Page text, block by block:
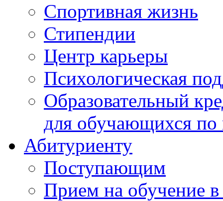
Спортивная жизнь
Стипендии
Центр карьеры
Психологическая
Образовательный
для обучающихся
Абитуриенту
Поступающим
Прием на обучение в